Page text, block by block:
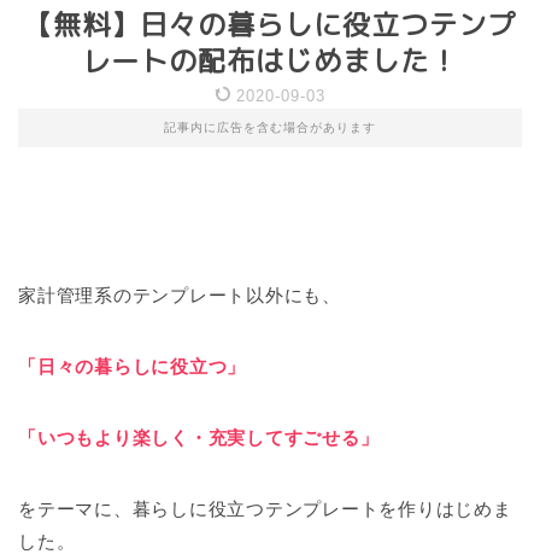
【無料】日々の暮らしに役立つテンプ
レートの配布はじめました！
2020-09-03
記事内に広告を含む場合があります
家計管理系のテンプレート以外にも、
「日々の暮らしに役立つ」
「いつもより楽しく・充実してすごせる」
をテーマに、暮らしに役立つテンプレートを作りはじめま
した。